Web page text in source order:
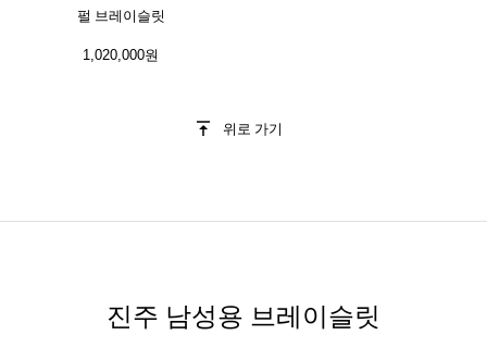
펄 브레이슬릿
1,020,000원
위로 가기
진주 남성용 브레이슬릿